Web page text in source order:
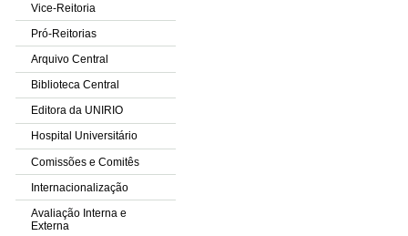
Vice-Reitoria
Pró-Reitorias
Arquivo Central
Biblioteca Central
Editora da UNIRIO
Hospital Universitário
Comissões e Comitês
Internacionalização
Avaliação Interna e
Externa